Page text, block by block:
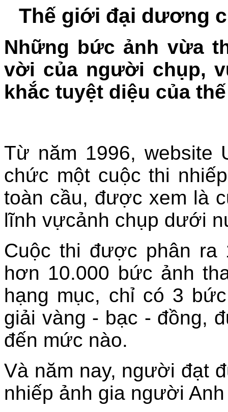
Thế giới đại dương
Những bức ảnh vừa
vời của người chụp,
khắc tuyệt diệu của
Từ năm 1996, website
chức một cuộc thi
toàn cầu, được xem là
lĩnh vựcảnh chụp dưới
Cuộc thi được phân ra
hơn 10.000 bức ảnh
hạng mục, chỉ có 3
giải vàng - bạc - đồng,
đến mức nào.
Và năm nay, người đạt
nhiếp ảnh gia người